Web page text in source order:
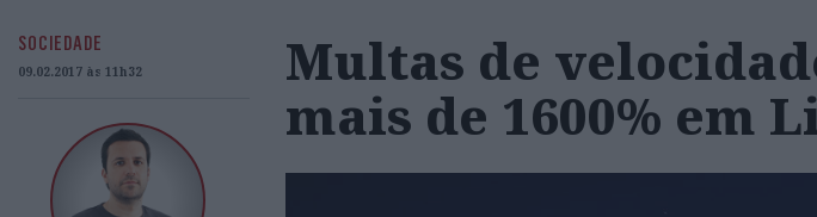
SOCIEDADE
09.02.2017 às 11h32
Multas de
mais de 1600% em